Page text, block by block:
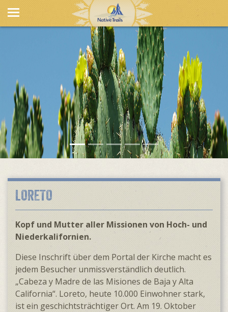
LORETO
Kopf und Mutter aller Missionen von Hoch- und
Niederkalifornien.
Diese Inschrift über dem Portal der Kirche macht es
jedem Besucher unmiss­verständlich deutlich.
„Cabeza y Madre de las Misiones de Baja y Alta
California“. Loreto, heute 10.000 Einwohner stark,
ist ein geschichts­trächtiger Ort. Am 19. Oktober